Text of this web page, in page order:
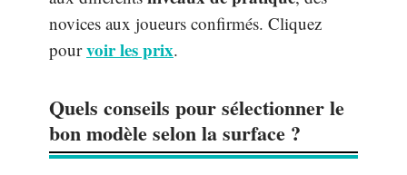
novices aux joueurs confirmés. Cliquez
pourvoir les prix.
Quels conseils pour sélectionner le
bon modèle selon la surface ?